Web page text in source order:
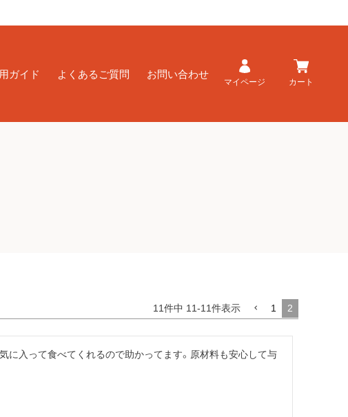
ガイド よくあるご質問 お問い合わせ
マイページ カート
11件中 11-11件表示 1 2
に入って食べてくれるので助かってます。原材料も安心して与